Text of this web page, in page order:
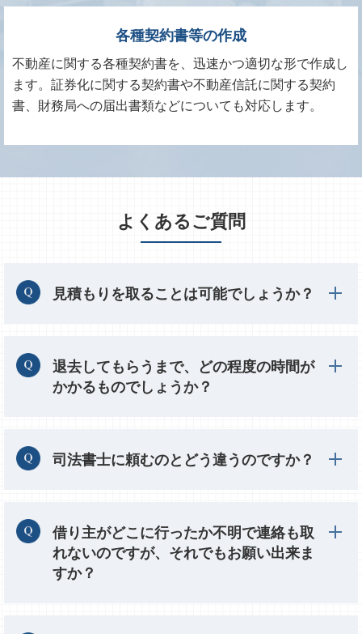
各種契約書等の作成
不動産に関する各種契約書を、迅速かつ適切な形で作成し
ます。証券化に関する契約書や不動産信託に関する契約
書、財務局への届出書類などについても対応します。
よくあるご質問
見積もりを取ることは可能でしょうか？
退去してもらうまで、どの程度の時間が
かかるものでしょうか？
司法書士に頼むのとどう違うのですか？
借り主がどこに行ったか不明で連絡も取
れないのですが、それでもお願い出来ま
すか？